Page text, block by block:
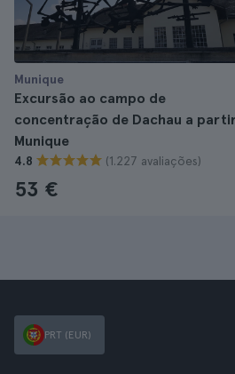
Munique
Excursão ao campo de
concentração de Dachau a
Munique
4.8 (1.227 avaliações)
53 €
PRT (EUR)